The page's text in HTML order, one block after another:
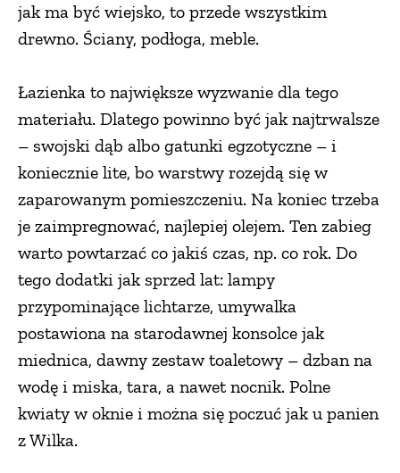
jak ma być wiejsko, to przede wszystkim
drewno. Ściany, podłoga, meble.
Łazienka to największe wyzwanie dla tego
materiału. Dlatego powinno być jak najtrwalsze
– swojski dąb albo gatunki egzotyczne – i
koniecznie lite, bo warstwy rozejdą się w
zaparowanym pomieszczeniu. Na koniec trzeba
je zaimpregnować, najlepiej olejem. Ten zabieg
warto powtarzać co jakiś czas, np. co rok. Do
tego dodatki jak sprzed lat: lampy
przypominające lichtarze, umywalka
postawiona na starodawnej konsolce jak
miednica, dawny zestaw toaletowy – dzban na
wodę i miska, tara, a nawet nocnik. Polne
kwiaty w oknie i można się poczuć jak u panien
z Wilka.